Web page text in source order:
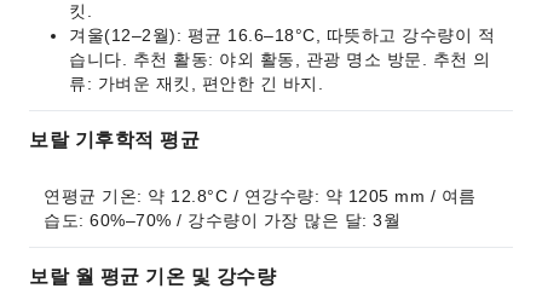
킷.
겨울(12–2월): 평균 16.6–18°C, 따뜻하고 강수량이 적
습니다. 추천 활동: 야외 활동, 관광 명소 방문. 추천 의
류: 가벼운 재킷, 편안한 긴 바지.
보랄 기후학적 평균
연평균 기온: 약 12.8°C / 연강수량: 약 1205 mm / 여름
습도: 60%–70% / 강수량이 가장 많은 달: 3월
보랄 월 평균 기온 및 강수량